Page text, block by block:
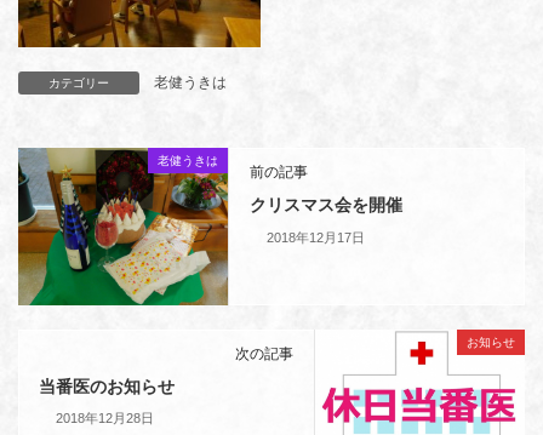
カテゴリー 老健うきは
老健うきは
前の記事
クリスマス会を開催
2018年12月17日
お知らせ
次の記事
当番医のお知らせ
2018年12月28日